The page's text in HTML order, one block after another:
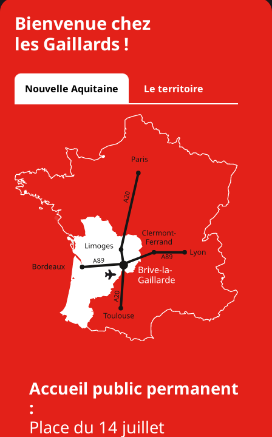
Bienvenue chez
les Gaillards !
Nouvelle Aquitaine Le territoire
Accueil public permanent
:
Place du 14 juillet